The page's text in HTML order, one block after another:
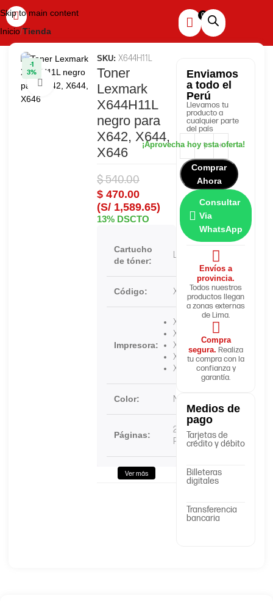
Skip to main content
Inicio Tienda
-1
3%
Haga clic para ampliar
SKU: X644H11L
Toner
Lexmark
X644H11L
negro para
X642, X644,
X646
$540.00
$ 470.00
(S/ 1,589.65)
13% DSCTO
Cartucho
de tóner:
Lexmark
Código: X644H11L
Impresora:
X646e
X644e
X646dte
X646ef
X642e
Color: Negro
Páginas:
21.000
Páginas
Ver más
Enviamos
a todo el
Perú
Llevamos tu
producto a
cualquier parte
del país
Comprar
Ahora
Consultar
Via
WhatsApp
Envíos a
provincia.
Todos nuestros
productos llegan
a zonas externas
de Lima.
Compra
segura. Realiza
tu compra con la
confianza y
garantía.
Medios de
pago
Tarjetas de
crédito y débito
Billeteras
digitales
Transferencia
bancaria